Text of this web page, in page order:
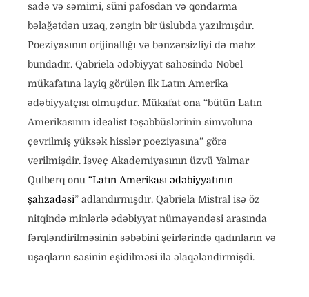
sadə və səmimi, süni pafosdan və qondarma
bəlağətdən uzaq, zəngin bir üslubda yazılmışdır.
Poeziyasının orijinallığı və bənzərsizliyi də məhz
bundadır. Qabriela ədəbiyyat sahəsində Nobel
mükafatına layiq görülən ilk Latın Amerika
ədəbiyyatçısı olmuşdur. Mükafat ona “bütün Latın
Amerikasının idealist təşəbbüslərinin simvoluna
çevrilmiş yüksək hisslər poeziyasına” görə
verilmişdir. İsveç Akademiyasının üzvü Yalmar
Qulberq onu “Latın Amerikası ədəbiyyatının
şahzadəsi” adlandırmışdır. Qabriela Mistral isə öz
nitqində minlərlə ədəbiyyat nümayəndəsi arasında
fərqləndirilməsinin səbəbini şeirlərində qadınların və
uşaqların səsinin eşidilməsi ilə əlaqələndirmişdi.